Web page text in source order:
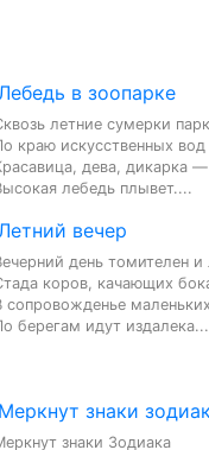
в зоопарке
летние сумерки
краю искусственных вод
дева, дикарка —
лебедь плывет....
вечер
день томителен и
коров, качающих
сопровожденье
берегам идут
Меркнут знаки
знаки Зодиака